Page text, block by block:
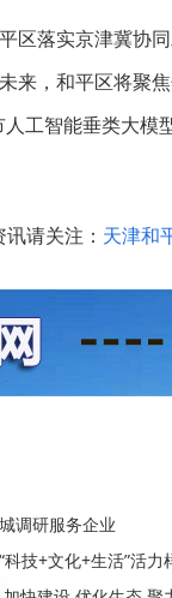
区落实京津冀协
来，和平区将聚
工智能垂类大模
请关注： 天津和
调研服务企业